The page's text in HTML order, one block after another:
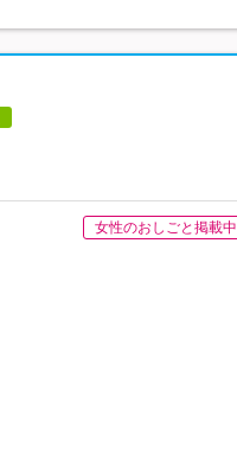
女性のおしごと掲載中